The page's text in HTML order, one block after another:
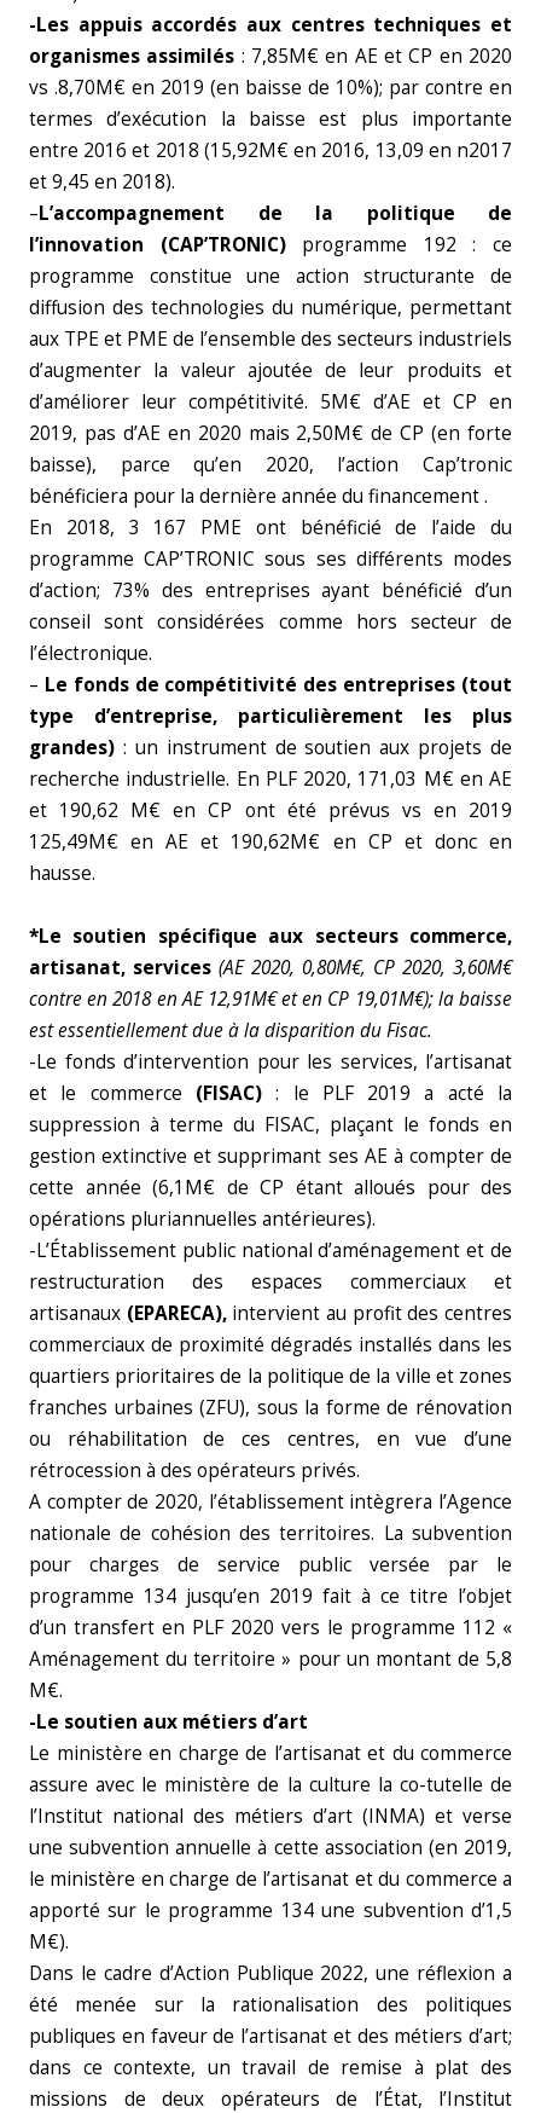
-Les appuis accordés aux centres techniques et
organismes assimilés : 7,85M€ en AE et CP en 2020
vs .8,70M€ en 2019 (en baisse de 10%); par contre en
termes d’exécution la baisse est plus importante
entre 2016 et 2018 (15,92M€ en 2016, 13,09 en n2017
et 9,45 en 2018).
–L’accompagnement de la politique de
l’innovation (CAP’TRONIC)programme 192 : ce
programme constitue une action structurante de
diffusion des technologies du numérique, permettant
aux TPE et PME de l’ensemble des secteurs industriels
d’augmenter la valeur ajoutée de leur produits et
d’améliorer leur compétitivité. 5M€ d’AE et CP en
2019, pas d’AE en 2020 mais 2,50M€ de CP (en forte
baisse), parce qu’en 2020, l’action Cap’tronic
bénéficiera pour la dernière année du financement .
En 2018, 3 167 PME ont bénéficié de l’aide du
programme CAP’TRONIC sous ses différents modes
d’action; 73% des entreprises ayant bénéficié d’un
conseil sont considérées comme hors secteur de
l’électronique.
– Le fonds de compétitivité des entreprises (tout
type d’entreprise, particulièrement les plus
grandes) : un instrument de soutien aux projets de
recherche industrielle. En PLF 2020, 171,03 M€ en AE
et 190,62 M€ en CP ont été prévus vs en 2019
125,49M€ en AE et 190,62M€ en CP et donc en
hausse.
*Le soutien spécifique aux secteurs commerce,
artisanat, services (AE 2020, 0,80M€, CP 2020, 3,60M€
contre en 2018 en AE 12,91M€ et en CP 19,01M€); la baisse
est essentiellement due à la disparition du Fisac.
-Le fonds d’intervention pour les services, l’artisanat
et le commerce (FISAC): le PLF 2019 a acté la
suppression à terme du FISAC, plaçant le fonds en
gestion extinctive et supprimant ses AE à compter de
cette année (6,1M€ de CP étant alloués pour des
opérations pluriannuelles antérieures).
-L’Établissement public national d’aménagement et de
restructuration des espaces commerciaux et
artisanaux (EPARECA),intervient au profit des centres
commerciaux de proximité dégradés installés dans les
quartiers prioritaires de la politique de la ville et zones
franches urbaines (ZFU), sous la forme de rénovation
ou réhabilitation de ces centres, en vue d’une
rétrocession à des opérateurs privés.
A compter de 2020, l’établissement intègrera l’Agence
nationale de cohésion des territoires. La subvention
pour charges de service public versée par le
programme 134 jusqu’en 2019 fait à ce titre l’objet
d’un transfert en PLF 2020 vers le programme 112 «
Aménagement du territoire » pour un montant de 5,8
M€.
-Le soutien aux métiers d’art
Le ministère en charge de l’artisanat et du commerce
assure avec le ministère de la culture la co-tutelle de
l’Institut national des métiers d’art (INMA) et verse
une subvention annuelle à cette association (en 2019,
le ministère en charge de l’artisanat et du commerce a
apporté sur le programme 134 une subvention d’1,5
M€).
Dans le cadre d’Action Publique 2022, une réflexion a
été menée sur la rationalisation des politiques
publiques en faveur de l’artisanat et des métiers d’art;
dans ce contexte, un travail de remise à plat des
missions de deux opérateurs de l’État, l’Institut